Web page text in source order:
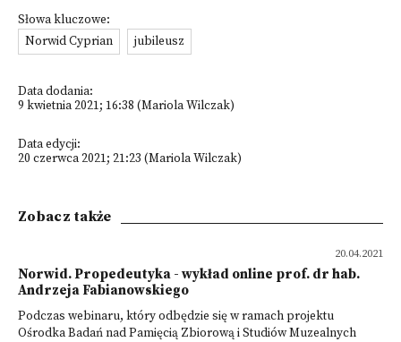
Słowa kluczowe:
Norwid Cyprian
jubileusz
Data dodania:
9 kwietnia 2021; 16:38 (Mariola Wilczak)
Data edycji:
20 czerwca 2021; 21:23 (Mariola Wilczak)
Zobacz także
20.04.2021
Norwid. Propedeutyka - wykład online prof. dr hab.
Andrzeja Fabianowskiego
Podczas webinaru, który odbędzie się w ramach projektu
Ośrodka Badań nad Pamięcią Zbiorową i Studiów Muzealnych